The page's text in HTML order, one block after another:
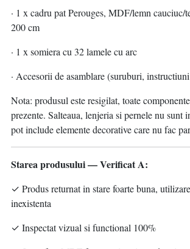
· 1 x cadru pat Perouges, MDF/lemn cauciuc/
200 cm
· 1 x somiera cu 32 lamele cu arc
· Accesorii de asamblare (suruburi,
Nota: produsul este resigilat, toate
prezente. Salteaua, lenjeria si pernele nu sunt
pot include elemente decorative care nu fac
Starea produsului — Verificat A:
✓ Produs returnat in stare foarte buna,
inexistenta
✓ Inspectat vizual si functional 100%